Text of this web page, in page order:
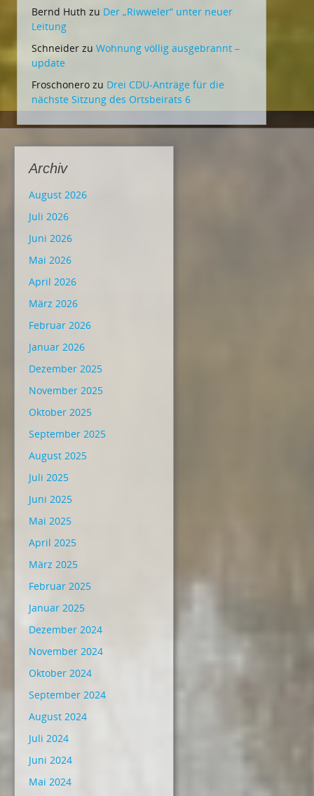
Bernd Huth zu Der „Riwweler“ unter neuer
Leitung
Schneider zu Wohnung völlig ausgebrannt –
update
Froschonero zu Drei CDU-Anträge für die
nächste Sitzung des Ortsbeirats 6
Archiv
August 2026
Juli 2026
Juni 2026
Mai 2026
April 2026
März 2026
Februar 2026
Januar 2026
Dezember 2025
November 2025
Oktober 2025
September 2025
August 2025
Juli 2025
Juni 2025
Mai 2025
April 2025
März 2025
Februar 2025
Januar 2025
Dezember 2024
November 2024
Oktober 2024
September 2024
August 2024
Juli 2024
Juni 2024
Mai 2024